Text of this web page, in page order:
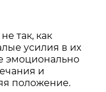
так, как
усилия в их
эмоционально
и
положение.